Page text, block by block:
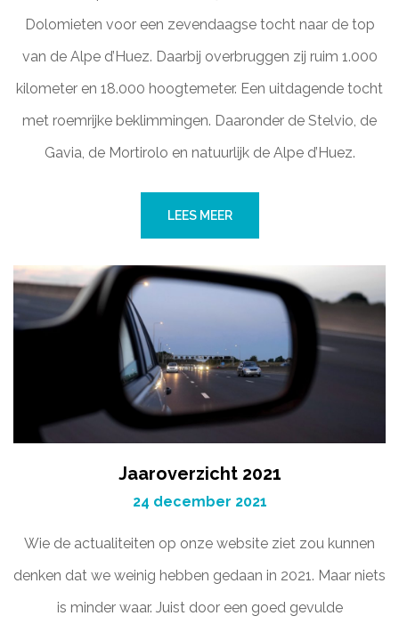
Dolomieten voor een zevendaagse tocht naar de top
van de Alpe d’Huez. Daarbij overbruggen zij ruim 1.000
kilometer en 18.000 hoogtemeter. Een uitdagende tocht
met roemrijke beklimmingen. Daaronder de Stelvio, de
Gavia, de Mortirolo en natuurlijk de Alpe d’Huez.
LEES MEER
Jaaroverzicht 2021
24 december 2021
Wie de actualiteiten op onze website ziet zou kunnen
denken dat we weinig hebben gedaan in 2021. Maar niets
is minder waar. Juist door een goed gevulde